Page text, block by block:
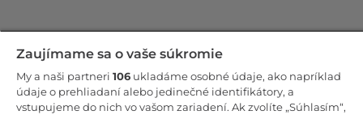
Zostaňte v kontakte!
Odoberajte náš newsletter
Zaujímame sa o vaše súkromie
My a naši partneri 106 ukladáme osobné údaje, ako napríklad
údaje o prehliadaní alebo jedinečné identifikátory, a
vstupujeme do nich vo vašom zariadení. Ak zvolíte „Súhlasím“,